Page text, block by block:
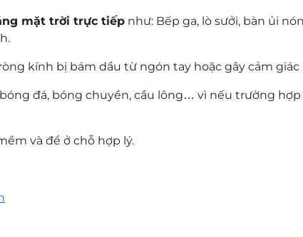
mặt trời trực tiếp như: Bếp ga, lò sưởi, bàn ủi
kính bị bám dầu từ ngón tay hoặc gây cảm
đá, bóng chuyền, cầu lông… vì nếu trường
và để ở chỗ hợp lý.